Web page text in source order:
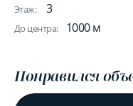
Этаж: 3
До центра: 1000 м
Понравился